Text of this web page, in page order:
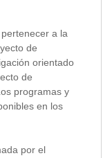
a la
de
orientado
de
programas y
en los
por el